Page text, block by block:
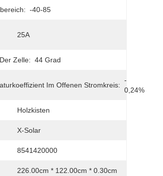
-40-85
25A
Zelle: 44 Grad
Im Offenen Stromkreis:
-
0,24%
Holzkisten
X-Solar
8541420000
226.00cm * 122.00cm * 0.30cm